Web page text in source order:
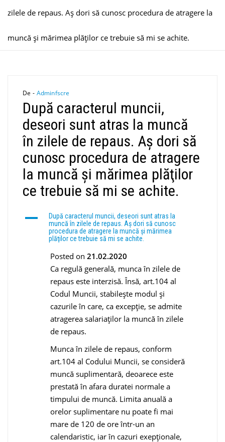
zilele de repaus. Aş dori să cunosc procedura de atragere la
muncă şi mărimea plăţilor ce trebuie să mi se achite.
De - Adminfscre
După caracterul muncii,
deseori sunt atras la muncă
în zilele de repaus. Aş dori să
cunosc procedura de atragere
la muncă şi mărimea plăţilor
ce trebuie să mi se achite.
A
După caracterul muncii, deseori sunt atras la
muncă în zilele de repaus. Aş dori să cunosc
procedura de atragere la muncă şi mărimea
plăţilor ce trebuie să mi se achite.
Posted on 21.02.2020
Ca regulă generală, munca în zilele de
repaus este interzisă. Însă, art.104 al
Codul Muncii, stabileşte modul şi
cazurile în care, ca excepţie, se admite
atragerea salariaţilor la muncă în zilele
de repaus.
Munca în zilele de repaus, conform
art.104 al Codului Muncii, se consideră
muncă suplimentară, deoarece este
prestată în afara duratei normale a
timpului de muncă. Limita anuală a
orelor suplimentare nu poate fi mai
mare de 120 de ore într-un an
calendaristic, iar în cazuri exepţionale,